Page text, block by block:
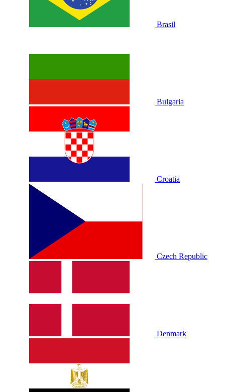
Brasil
Bulgaria
Croatia
Czech Republic
Denmark